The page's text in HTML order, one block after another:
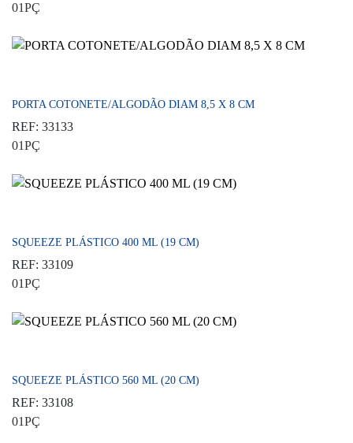
01PÇ
PORTA COTONETE/ALGODÃO DIAM 8,5 X 8 CM
REF: 33133
01PÇ
SQUEEZE PLÁSTICO 400 ML (19 CM)
REF: 33109
01PÇ
SQUEEZE PLÁSTICO 560 ML (20 CM)
REF: 33108
01PÇ